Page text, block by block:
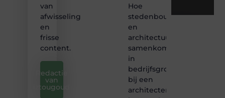
van
afwisseling
en
frisse
content.
Redactie
van
iztougoud
Hoe
stedenbouw
en
architectuur
samenkomen
in
bedrijfsgroei
bij een
architectenbureau